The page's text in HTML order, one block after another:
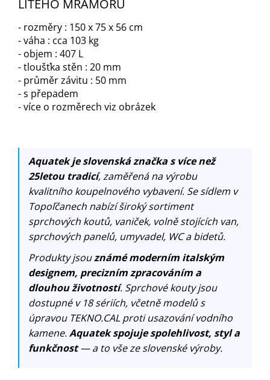
LITÉHO MRAMORU
- rozměry : 150 x 75 x 56 cm
- váha : cca 103 kg
- objem : 407 L
- tloušťka stěn : 20 mm
- průměr závitu : 50 mm
- s přepadem
- více o rozměrech viz obrázek
Aquatek je slovenská značka s více než
25letou tradicí, zaměřená na výrobu
kvalitního koupelnového vybavení. Se sídlem v
Topoľčanech nabízí široký sortiment
sprchových koutů, vaniček, volně stojících van,
sprchových panelů, umyvadel, WC a bidetů.
Produkty jsouznámé moderním italským
designem, precizním zpracováním a
dlouhou životností. Sprchové kouty jsou
dostupné v 18 sériích, včetně modelů s
úpravou TEKNO.CAL proti usazování vodního
kamene.Aquatek spojuje spolehlivost, styl a
funkčnost— a to vše ze slovenské výroby.